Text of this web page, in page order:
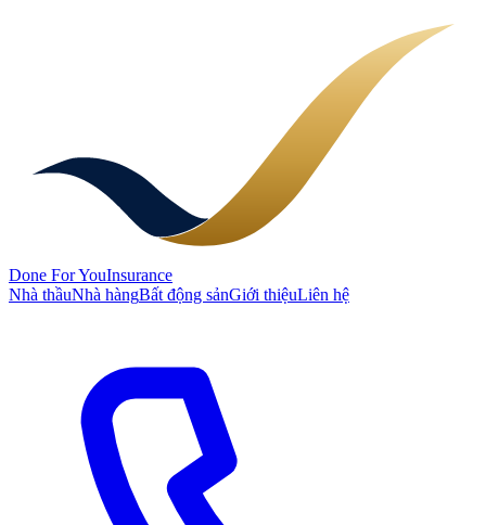
Done For YouInsurance
Nhà thầuNhà hàngBất động sảnGiới thiệuLiên hệ